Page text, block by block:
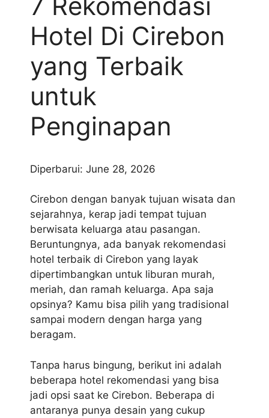
Hotel Di Cirebon
yang Terbaik
untuk
Penginapan
Diperbarui: June 28, 2026
Cirebon dengan banyak tujuan wisata dan
sejarahnya, kerap jadi tempat tujuan
berwisata keluarga atau pasangan.
Beruntungnya, ada banyak rekomendasi
hotel terbaik di Cirebon yang layak
dipertimbangkan untuk liburan murah,
meriah, dan ramah keluarga. Apa saja
opsinya? Kamu bisa pilih yang tradisional
sampai modern dengan harga yang
beragam.
Tanpa harus bingung, berikut ini adalah
beberapa hotel rekomendasi yang bisa
jadi opsi saat ke Cirebon. Beberapa di
antaranya punya desain yang cukup